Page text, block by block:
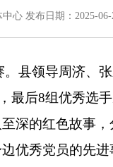
心 发布日期：2025-06-
。县领导周济、
后8组优秀选
深的红色故事
优秀党员的先